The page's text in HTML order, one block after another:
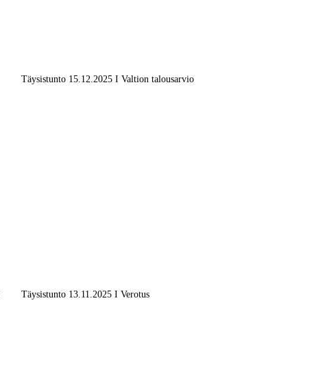
Täysistunto 15.12.2025 I Valtion talousarvio
Täysistunto 13.11.2025 I Verotus